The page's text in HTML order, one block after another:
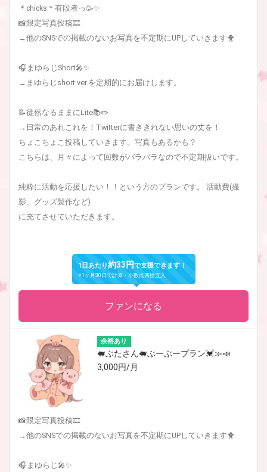
＊chicks＊有段者っ🥳✨
📸限定写真投稿🎞
→他のSNSでの掲載のないお写真を不定期にUPしていきます🐥
🎧まゆらじShort🎤✨
→まゆらじshort ver.を定期的にお届けします。
📝徒然なるままにLite📚✏️
→日常のあれこれを！Twitterに書ききれない思いの丈を！
ちょこちょこ投稿していきます。写真もあるかも？
こちらは、月々によって回数がバラバラなので不定期扱いです。
純粋に活動を応援したい！！という方のプランです。 活動費(撮
影、グッズ製作など)
に充てさせていただきます。
1日あたり約33円で支援できます！
※1ヶ月30日で計算・小数点四捨五入
ファンになる
余裕あり
🐖ぶたさん🐖ぶーぶープラン💓≫📣
3,000円/月
📸限定写真投稿🎞
→他のSNSでの掲載のないお写真を不定期にUPしていきます🐥
🎧まゆらじ🎤✨